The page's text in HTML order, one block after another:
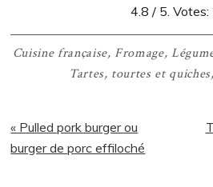
4.8 / 5. Votes:
Cuisine française, Fromage,
Tartes, tourtes et quiches,
Article
précédent
« Pulled pork burger ou
burger de porc effiloché